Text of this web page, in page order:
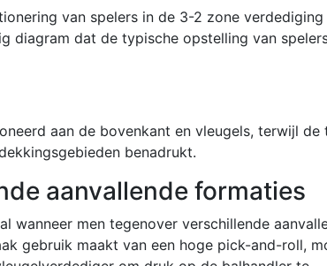
van spelers in de 3-2 zone verdediging
diagram dat de typische opstelling van
aan de bovenkant en vleugels, terwijl de
benadrukt.
aanvallende formaties
wanneer men tegenover verschillende
gebruik maakt van een hoge pick-and-roll,